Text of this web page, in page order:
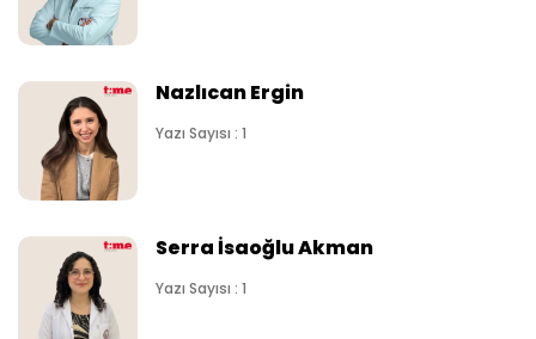
Nazlıcan Ergin
Yazı Sayısı : 1
Serra İsaoğlu Akman
Yazı Sayısı : 1